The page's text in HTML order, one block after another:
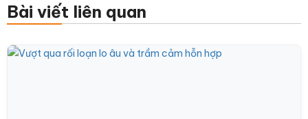
Bài viết liên quan